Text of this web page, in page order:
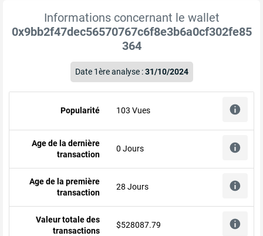
Informations concernant le wallet
0x9bb2f47dec56570767c6f8e3b6a0cf302fe85
364
Date 1ère analyse :31/10/2024
Popularité 103 Vues
Age de la dernière
transaction
0 Jours
Age de la première
transaction
28 Jours
Valeur totale des
transactions
$528087.79